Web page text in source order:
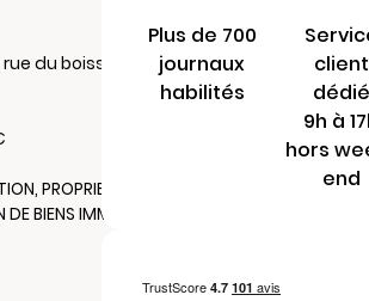
rue du boissonnet 77310
PROPRIETE,
BIENS IMMOBILIERS
Plus de 700
journaux
habilités
client
dédié
9h à
hors
end